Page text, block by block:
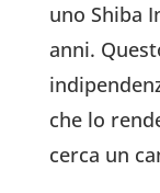
uno Shiba
anni.
che lo
cerca un